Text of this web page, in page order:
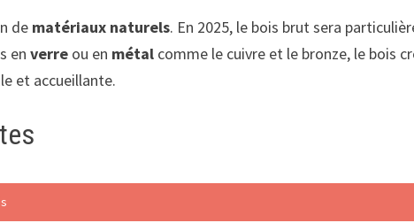
de matériaux naturels. En 2025, le bois brut sera
enverre ou en métal comme le cuivre et le bronze, le bois
et accueillante.